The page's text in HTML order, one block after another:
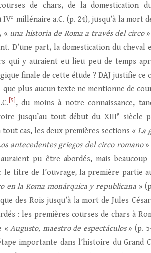
de chars, de la domestication
IVe millénaire a.C. (p. 24), jusqu’à la mort
« una historia de Roma a través del circo
D’une part, la domestication du
qui y auraient eu lieu peu de temps
finale de cette étude ? DAJ justifie ce
que plus aucun texte ne mentionne de
[5] , du moins à notre connaissance,
jusqu’au tout début du XIIIe
siècle
tout cas, les deux premières sections «La
antecedentes griegos del circo romano»
auraient pu être abordés, mais
le titre de l’ouvrage, la première partie
en la Roma monárquica y republicana»
des Rois jusqu’à la mort de Jules
: les premières courses de chars à
«Augusto, maestro de espectáculos» (p.
importante dans l’histoire du Grand